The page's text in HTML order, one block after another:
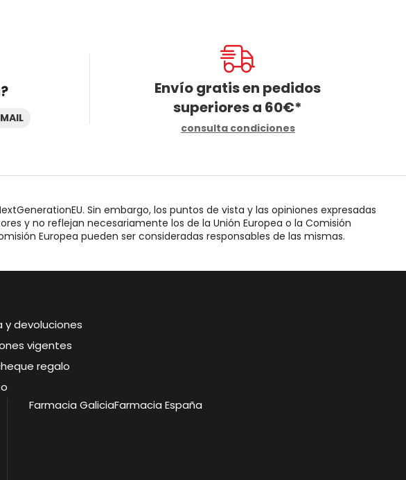
Envío gratis en pedidos
superiores a 60€*
consulta condiciones
Sin embargo, los puntos de vista y las opiniones expresadas
y no reflejan necesariamente los de la Unión Europea o la Comisión
Europea pueden ser consideradas responsables de las mismas.
y devoluciones
vigentes
regalo
Farmacia GaliciaFarmacia España